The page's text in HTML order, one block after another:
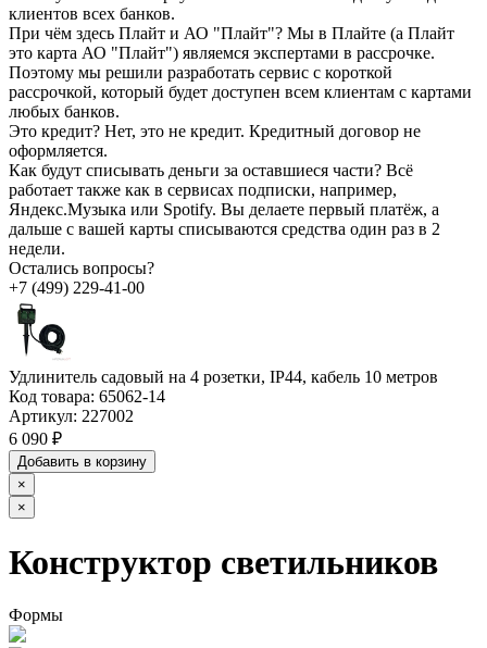
клиентов всех банков.
При чём здесь Плайт и АО "Плайт"? Мы в Плайте (а Плайт
это карта АО "Плайт") являемся экспертами в рассрочке.
Поэтому мы решили разработать сервис с короткой
рассрочкой, который будет доступен всем клиентам с картами
любых банков.
Это кредит? Нет, это не кредит. Кредитный договор не
оформляется.
Как будут списывать деньги за оставшиеся части? Всё
работает также как в сервисах подписки, например,
Яндекс.Музыка или Spotify. Вы делаете первый платёж, а
дальше с вашей карты списываются средства один раз в 2
недели.
Остались вопросы?
+7 (499) 229-41-00
Удлинитель садовый на 4 розетки, IP44, кабель 10 метров
Код товара: 65062-14
Артикул: 227002
6 090 ₽
Добавить в корзину
×
×
Конструктор светильников
Формы